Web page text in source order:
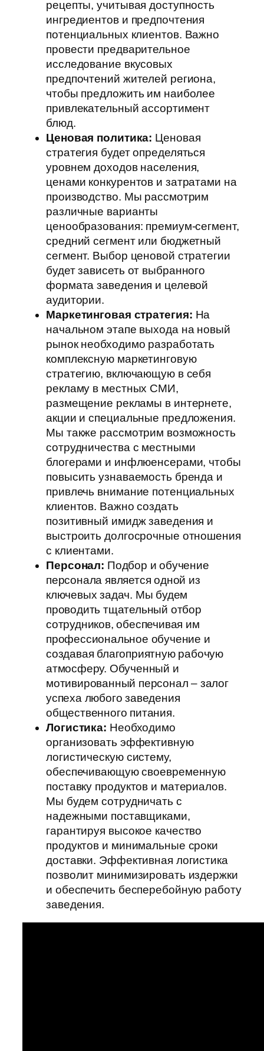
рецепты, учитывая доступность
ингредиентов и предпочтения
потенциальных клиентов. Важно
провести предварительное
исследование вкусовых
предпочтений жителей региона,
чтобы предложить им наиболее
привлекательный ассортимент
блюд.
Ценовая политика: Ценовая
стратегия будет определяться
уровнем доходов населения,
ценами конкурентов и затратами на
производство. Мы рассмотрим
различные варианты
ценообразования: премиум-сегмент,
средний сегмент или бюджетный
сегмент. Выбор ценовой стратегии
будет зависеть от выбранного
формата заведения и целевой
аудитории.
Маркетинговая стратегия: На
начальном этапе выхода на новый
рынок необходимо разработать
комплексную маркетинговую
стратегию, включающую в себя
рекламу в местных СМИ,
размещение рекламы в интернете,
акции и специальные предложения.
Мы также рассмотрим возможность
сотрудничества с местными
блогерами и инфлюенсерами, чтобы
повысить узнаваемость бренда и
привлечь внимание потенциальных
клиентов. Важно создать
позитивный имидж заведения и
выстроить долгосрочные отношения
с клиентами.
Персонал: Подбор и обучение
персонала является одной из
ключевых задач. Мы будем
проводить тщательный отбор
сотрудников, обеспечивая им
профессиональное обучение и
создавая благоприятную рабочую
атмосферу. Обученный и
мотивированный персонал – залог
успеха любого заведения
общественного питания.
Логистика: Необходимо
организовать эффективную
логистическую систему,
обеспечивающую своевременную
поставку продуктов и материалов.
Мы будем сотрудничать с
надежными поставщиками,
гарантируя высокое качество
продуктов и минимальные сроки
доставки. Эффективная логистика
позволит минимизировать издержки
и обеспечить бесперебойную работу
заведения.